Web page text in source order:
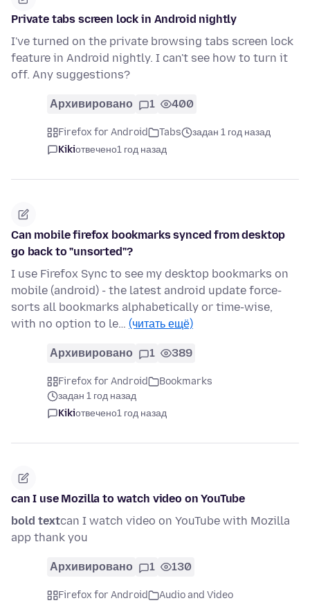
Private tabs screen lock in Android nightly
I've turned on the private browsing tabs screen lock
feature in Android nightly. I can't see how to turn it
off. Any suggestions?
Архивировано 1 400
Firefox for Android Tabs
задан 1 год назад
Kikiотвечено1 год назад
Can mobile firefox bookmarks synced from desktop
go back to "unsorted"?
I use Firefox Sync to see my desktop bookmarks on
mobile (android) - the latest android update force-
sorts all bookmarks alphabetically or time-wise,
with no option to le… (читать ещё)
Архивировано 1 389
Firefox for Android
Bookmarks
задан 1 год назад
Kikiотвечено1 год назад
can I use Mozilla to watch video on YouTube
bold textcan I watch video on YouTube with Mozilla
app thank you
Архивировано 1 130
Firefox for Android
Audio and Video